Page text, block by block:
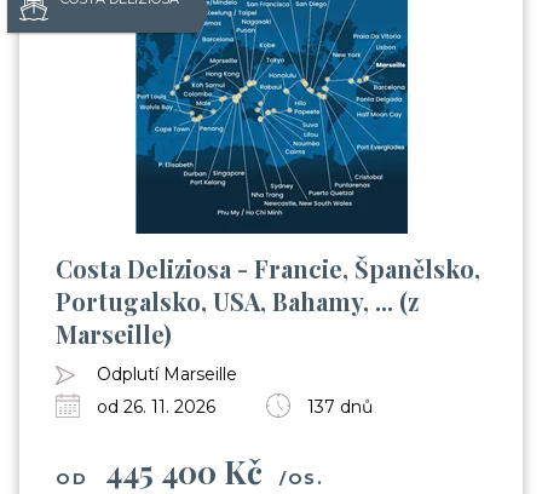
Costa Deliziosa - Francie, Španělsko,
Portugalsko, USA, Bahamy, ... (z
Marseille)
Odplutí Marseille
od 26. 11. 2026
137 dnů
OD 445 400 Kč /OS.